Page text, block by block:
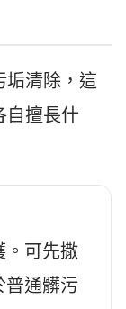
垢清除，這
自擅長什
。可先撒
普通髒污